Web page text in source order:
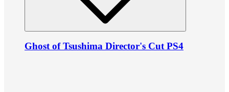
Ghost of Tsushima Director's Cut PS4